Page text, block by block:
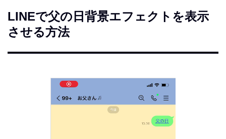
LINEで父の日背景エフェクトを表示
させる方法